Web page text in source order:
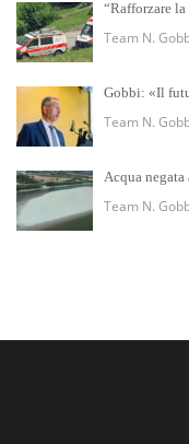
“Rafforzare
Team N.
Gobbi: «Il
Team N.
Acqua
Team N.